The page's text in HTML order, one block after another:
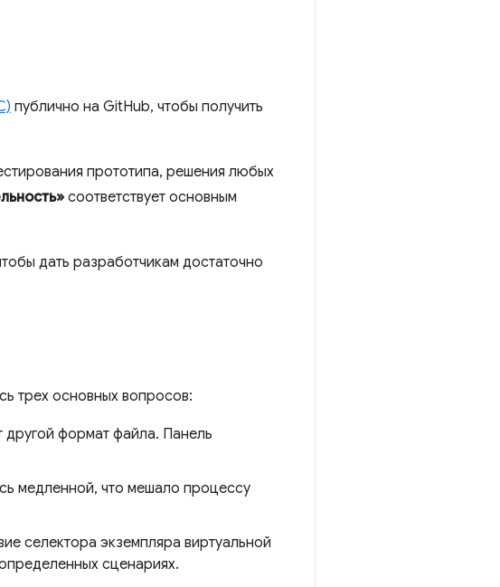
публично на GitHub, чтобы получить
прототипа, решения любых
соответствует основным
дать разработчикам достаточно
трех основных вопросов:
другой формат файла. Панель
медленной, что мешало процессу
селектора экземпляра виртуальной
сценариях.